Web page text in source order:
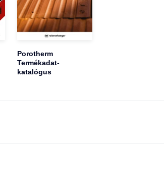
Porotherm
Termékadat-
katalógus